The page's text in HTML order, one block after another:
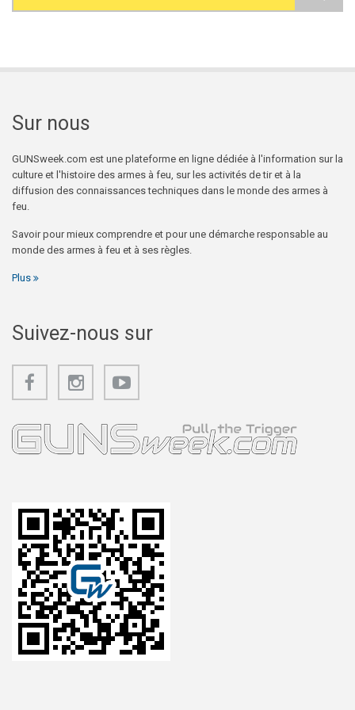
Search form
Sur nous
GUNSweek.com est une plateforme en ligne dédiée à l'information sur la
culture et l'histoire des armes à feu, sur les activités de tir et à la
diffusion des connaissances techniques dans le monde des armes à
feu.
Savoir pour mieux comprendre et pour une démarche responsable au
monde des armes à feu et à ses règles.
Plus
Suivez-nous sur